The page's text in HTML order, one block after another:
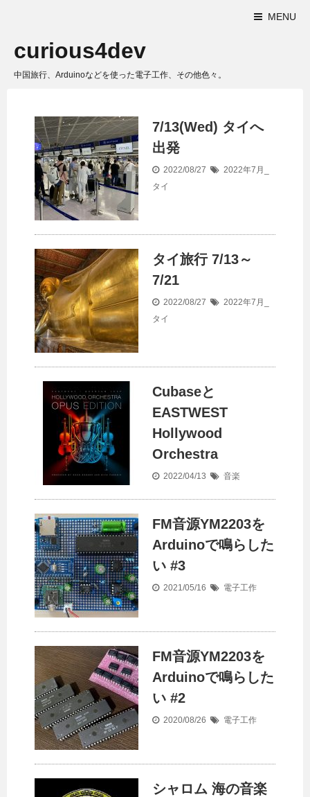
MENU
curious4dev
中国旅行、Arduinoなどを使った電子工作、その他色々。
7/13(Wed) タイへ
出発
2022/08/27
2022年7月_
タイ
タイ旅行 7/13～
7/21
2022/08/27
2022年7月_
タイ
Cubaseと
EASTWEST
Hollywood
Orchestra
2022/04/13 音楽
FM音源YM2203を
Arduinoで鳴らした
い #3
2021/05/16 電子工作
FM音源YM2203を
Arduinoで鳴らした
い #2
2020/08/26 電子工作
シャロム 海の音楽